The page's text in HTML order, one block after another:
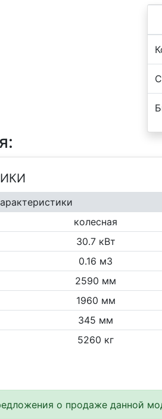
колесная
30.7 кВт
0.16 м3
2590 мм
1960 мм
345 мм
5260 кг
о продаже данной